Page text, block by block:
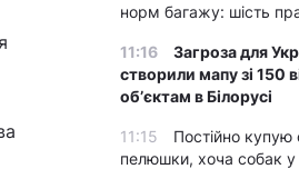
норм багажу: шість
11:16
Загроза для
створили мапу зі 150
обʼєктам в Білорусі
11:15
Постійно купую
пелюшки, хоча собак